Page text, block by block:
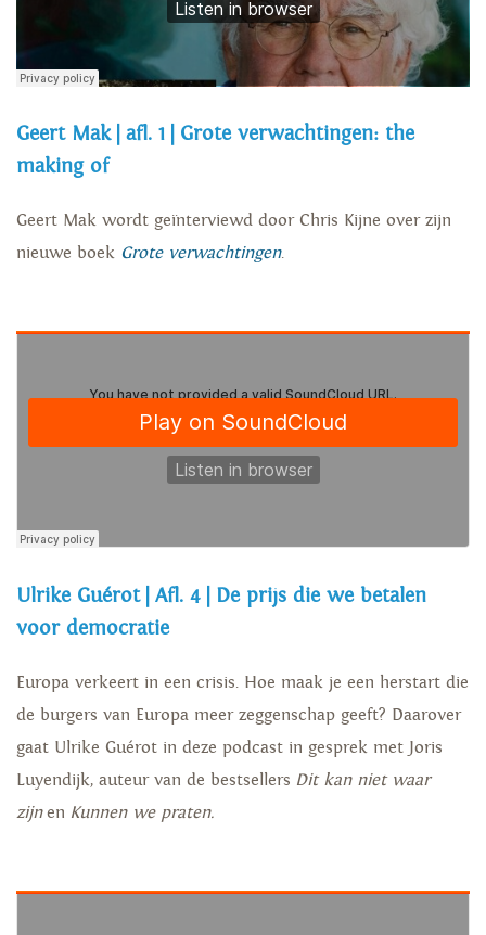
Geert Mak | afl. 1 | Grote verwachtingen: the
making of
Geert Mak wordt geïnterviewd door Chris Kijne over zijn
nieuwe boek Grote verwachtingen.
Ulrike Guérot | Afl. 4 | De prijs die we betalen
voor democratie
Europa verkeert in een crisis. Hoe maak je een herstart die
de burgers van Europa meer zeggenschap geeft? Daarover
gaat Ulrike Guérot in deze podcast in gesprek met Joris
Luyendijk, auteur van de bestsellers Dit kan niet waar
zijnen Kunnen we praten.